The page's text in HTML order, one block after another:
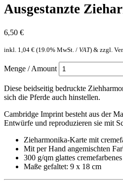
Ausgestanzte
6,50 €
inkl. 1,04 € (19.0% MwSt. / VAT) & zzgl.
Menge / Amount
Diese beidseitig bedruckte
sich die Pferde auch hinstellen.
Cambridge Imprint besteht aus der
Entwürfe und reproduzieren sie mit
Zieharmonika-Karte mit
Mit per Hand angemischten
300 g/qm glattes
Maße gefaltet: 9 x 18 cm